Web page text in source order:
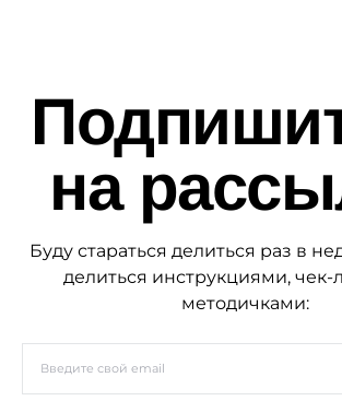
на
Буду стараться делиться раз в
делиться инструкциями, чек-
методичками: